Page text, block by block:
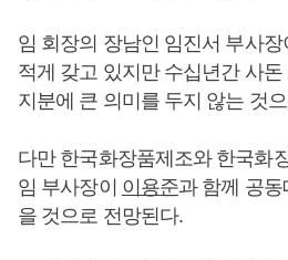
임 회장의 장남인 임진서 부사장
적게 갖고 있지만 수십년간 사
지분에 큰 의미를 두지 않는 것
다만 한국화장품제조와 한국화
임 부사장이 이용준과 함께 공
을 것으로 전망된다.